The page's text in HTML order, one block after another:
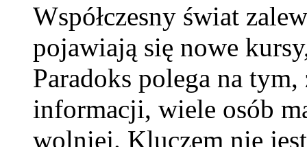
Współczesny świat
pojawiają się nowe
Paradoks polega na
informacji, wiele osób
wolniej. Kluczem nie